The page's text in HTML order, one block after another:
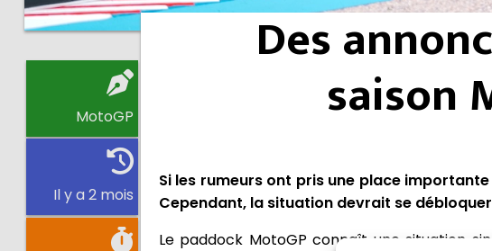
MotoGP
Il y a 2 mois
Des
saison
Si les rumeurs ont pris une place
Cependant, la situation devrait se
Le paddock MotoGP connaît une situation